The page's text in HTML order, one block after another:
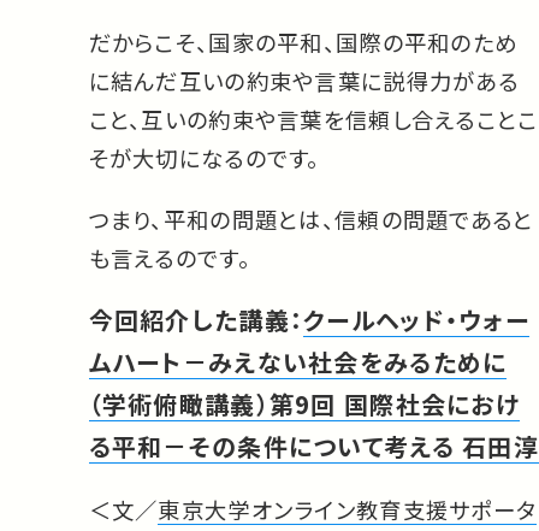
だからこそ、国家の平和、国際の平和のため
に結んだ互いの約束や言葉に説得力がある
こと、互いの約束や言葉を信頼し合えることこ
そが大切になるのです。
つまり、平和の問題とは、信頼の問題であると
も言えるのです。
今回紹介した講義：クールヘッド・ウォー
ムハート－みえない社会をみるために
（学術俯瞰講義）第9回 国際社会におけ
る平和－その条件について考える 石田淳
＜文／東京大学オンライン教育支援サポータ